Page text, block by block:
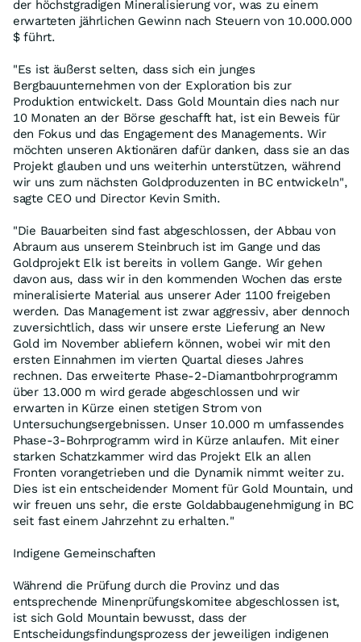
der höchstgradigen Mineralisierung vor, was zu einem
erwarteten jährlichen Gewinn nach Steuern von 10.000.000
$ führt.
"Es ist äußerst selten, dass sich ein junges
Bergbauunternehmen von der Exploration bis zur
Produktion entwickelt. Dass Gold Mountain dies nach nur
10 Monaten an der Börse geschafft hat, ist ein Beweis für
den Fokus und das Engagement des Managements. Wir
möchten unseren Aktionären dafür danken, dass sie an das
Projekt glauben und uns weiterhin unterstützen, während
wir uns zum nächsten Goldproduzenten in BC entwickeln",
sagte CEO und Director Kevin Smith.
"Die Bauarbeiten sind fast abgeschlossen, der Abbau von
Abraum aus unserem Steinbruch ist im Gange und das
Goldprojekt Elk ist bereits in vollem Gange. Wir gehen
davon aus, dass wir in den kommenden Wochen das erste
mineralisierte Material aus unserer Ader 1100 freigeben
werden. Das Management ist zwar aggressiv, aber dennoch
zuversichtlich, dass wir unsere erste Lieferung an New
Gold im November abliefern können, wobei wir mit den
ersten Einnahmen im vierten Quartal dieses Jahres
rechnen. Das erweiterte Phase-2-Diamantbohrprogramm
über 13.000 m wird gerade abgeschlossen und wir
erwarten in Kürze einen stetigen Strom von
Untersuchungsergebnissen. Unser 10.000 m umfassendes
Phase-3-Bohrprogramm wird in Kürze anlaufen. Mit einer
starken Schatzkammer wird das Projekt Elk an allen
Fronten vorangetrieben und die Dynamik nimmt weiter zu.
Dies ist ein entscheidender Moment für Gold Mountain, und
wir freuen uns sehr, die erste Goldabbaugenehmigung in BC
seit fast einem Jahrzehnt zu erhalten."
Indigene Gemeinschaften
Während die Prüfung durch die Provinz und das
entsprechende Minenprüfungskomitee abgeschlossen ist,
ist sich Gold Mountain bewusst, dass der
Entscheidungsfindungsprozess der jeweiligen indigenen